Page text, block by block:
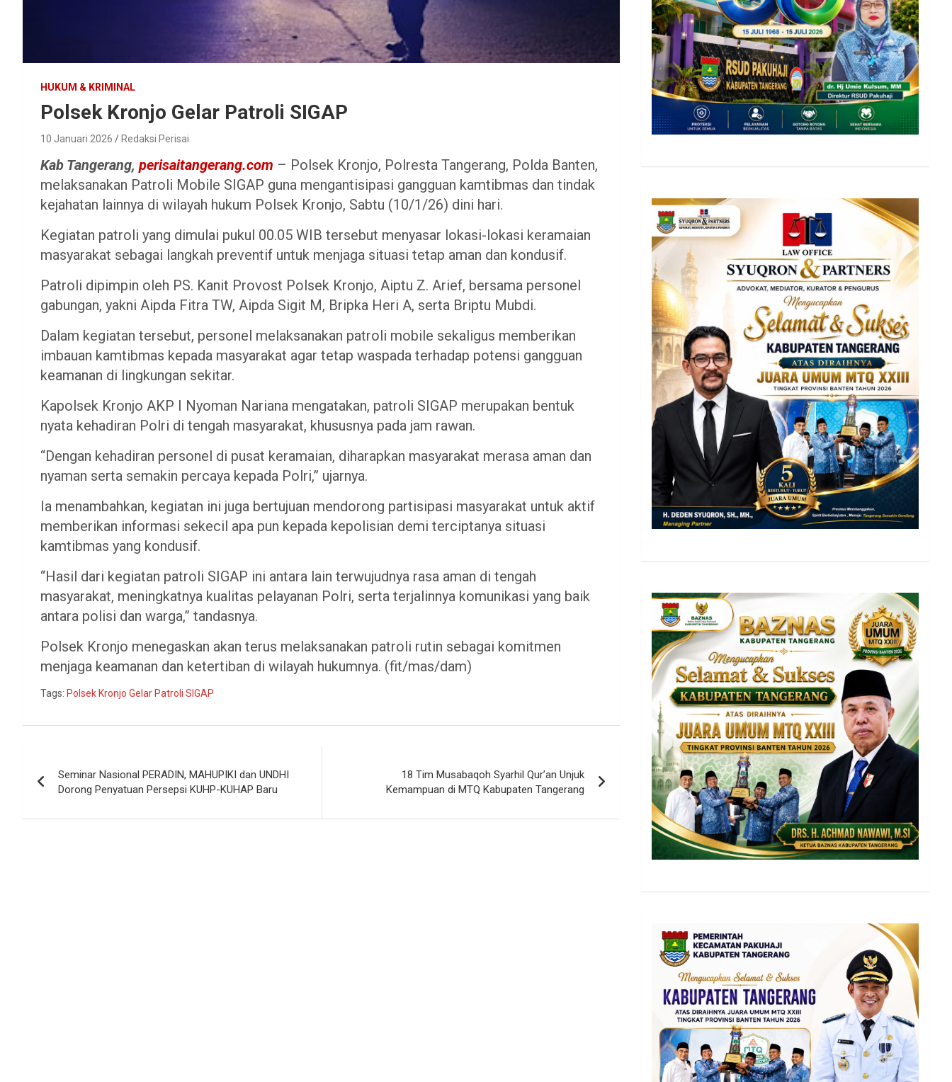
HUKUM & KRIMINAL
Polsek Kronjo Gelar Patroli SIGAP
10 Januari 2026 Redaksi Perisai
Kab Tangerang, perisaitangerang.com – Polsek Kronjo, Polresta Tangerang, Polda Banten,
melaksanakan Patroli Mobile SIGAP guna mengantisipasi gangguan kamtibmas dan tindak
kejahatan lainnya di wilayah hukum Polsek Kronjo, Sabtu (10/1/26) dini hari.
Kegiatan patroli yang dimulai pukul 00.05 WIB tersebut menyasar lokasi-lokasi keramaian
masyarakat sebagai langkah preventif untuk menjaga situasi tetap aman dan kondusif.
Patroli dipimpin oleh PS. Kanit Provost Polsek Kronjo, Aiptu Z. Arief, bersama personel
gabungan, yakni Aipda Fitra TW, Aipda Sigit M, Bripka Heri A, serta Briptu Mubdi.
Dalam kegiatan tersebut, personel melaksanakan patroli mobile sekaligus memberikan
imbauan kamtibmas kepada masyarakat agar tetap waspada terhadap potensi gangguan
keamanan di lingkungan sekitar.
Kapolsek Kronjo AKP I Nyoman Nariana mengatakan, patroli SIGAP merupakan bentuk
nyata kehadiran Polri di tengah masyarakat, khususnya pada jam rawan.
“Dengan kehadiran personel di pusat keramaian, diharapkan masyarakat merasa aman dan
nyaman serta semakin percaya kepada Polri,” ujarnya.
Ia menambahkan, kegiatan ini juga bertujuan mendorong partisipasi masyarakat untuk aktif
memberikan informasi sekecil apa pun kepada kepolisian demi terciptanya situasi
kamtibmas yang kondusif.
“Hasil dari kegiatan patroli SIGAP ini antara lain terwujudnya rasa aman di tengah
masyarakat, meningkatnya kualitas pelayanan Polri, serta terjalinnya komunikasi yang baik
antara polisi dan warga,” tandasnya.
Polsek Kronjo menegaskan akan terus melaksanakan patroli rutin sebagai komitmen
menjaga keamanan dan ketertiban di wilayah hukumnya. (fit/mas/dam)
Tags: Polsek Kronjo Gelar Patroli SIGAP
pos
Seminar Nasional PERADIN, MAHUPIKI dan UNDHI
Dorong Penyatuan Persepsi KUHP-KUHAP Baru
18 Tim Musabaqoh Syarhil Qur’an Unjuk
Kemampuan di MTQ Kabupaten Tangerang